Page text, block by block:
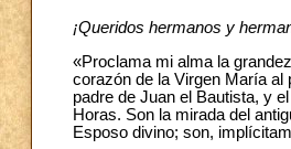
¡Queridos hermanos y
«Proclama mi alma la
corazón de la Virgen María al
padre de Juan el Bautista, y
Horas. Son la mirada del
Esposo divino; son,